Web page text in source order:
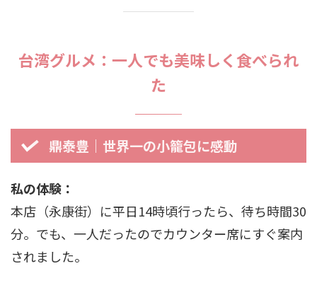
台湾グルメ：一人でも美味しく食べられ
た
鼎泰豊｜世界一の小籠包に感動
私の体験：
本店（永康街）に平日14時頃行ったら、待ち時間30
分。でも、一人だったのでカウンター席にすぐ案内
されました。